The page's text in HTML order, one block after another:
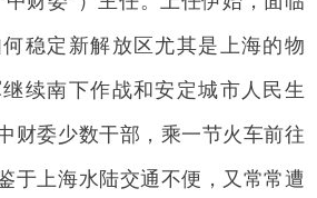
稳定新解放区尤其是上海的物
续南下作战和安定城市人民生
财委少数干部，乘一节火车前往
于上海水陆交通不便，又常常遭